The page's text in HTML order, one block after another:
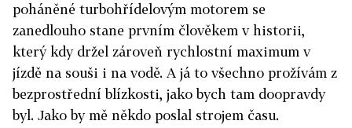
poháněné turbohřídelovým motorem se
zanedlouho stane prvním člověkem v historii,
který kdy držel zároveň rychlostní maximum v
jízdě na souši i na vodě. A já to všechno prožívám z
bezprostřední blízkosti, jako bych tam doopravdy
byl. Jako by mě někdo poslal strojem času.